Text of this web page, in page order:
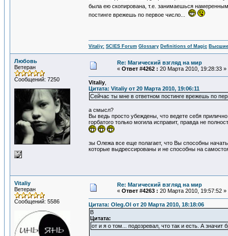
была ею скопирована, т.е. занимаешься
постинге врежешь по первое число...
Vitaliy: SCIES Forum Glossary Definitions of Magic
Любовь
Ветеран
Сообщений: 7250
Re: Магический взгляд на мир
« Ответ #4262 : 20 Марта 2010, 19:28:33 »
Vitaliy
Цитата: Vitaliy от 20 Марта 2010, 19:06:11
Сейчас ты мне в ответном постинге врежешь по
а смысл?
Вы ведь просто убеждены, что ведете себя
горбатого только могила исправит, правда не
зы Олежа все еще полагает, что Вы способны
которые выдрессированы и не способны на
Vitaliy
Ветеран
Сообщений: 5586
Re: Магический взгляд на мир
« Ответ #4263 : 20 Марта 2010, 19:57:52 »
Цитата: Oleg.Ol от 20 Марта 2010, 18:18:06
В
Цитата:
от и я о том... подозревал, что так и есть. А значит